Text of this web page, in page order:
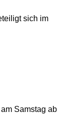
sich im
Samstag ab